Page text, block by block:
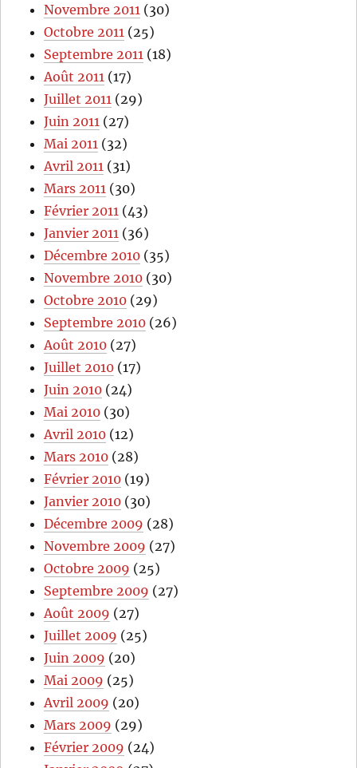
Novembre 2011 (30)
Octobre 2011 (25)
Septembre 2011 (18)
Août 2011 (17)
Juillet 2011 (29)
Juin 2011 (27)
Mai 2011 (32)
Avril 2011 (31)
Mars 2011 (30)
Février 2011 (43)
Janvier 2011 (36)
Décembre 2010 (35)
Novembre 2010 (30)
Octobre 2010 (29)
Septembre 2010 (26)
Août 2010 (27)
Juillet 2010 (17)
Juin 2010 (24)
Mai 2010 (30)
Avril 2010 (12)
Mars 2010 (28)
Février 2010 (19)
Janvier 2010 (30)
Décembre 2009 (28)
Novembre 2009 (27)
Octobre 2009 (25)
Septembre 2009 (27)
Août 2009 (27)
Juillet 2009 (25)
Juin 2009 (20)
Mai 2009 (25)
Avril 2009 (20)
Mars 2009 (29)
Février 2009 (24)